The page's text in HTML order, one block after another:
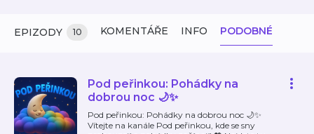
EPIZODY 10 KOMENTÁŘE INFO PODOBNÉ
Pod peřinkou: Pohádky na
dobrou noc 🌙✨
Pod peřinkou: Pohádky na dobrou noc 🌙✨
Vítejte na kanále Pod peřinkou, kde se sny